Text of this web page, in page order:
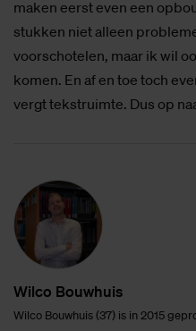
maken eerst even een
stukken niet alleen
voorschotelen, maar ik wil
komen. En af en toe toch
vergt tekstruimte. Dus op
Wil­co Bouw­huis
Wilco Bouwhuis (37) is in 2015